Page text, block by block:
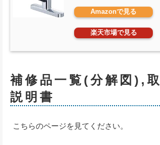
Amazonで見る
楽天市場で見る
補修品一覧(分解図),
説明書
こちらのページを見てください。